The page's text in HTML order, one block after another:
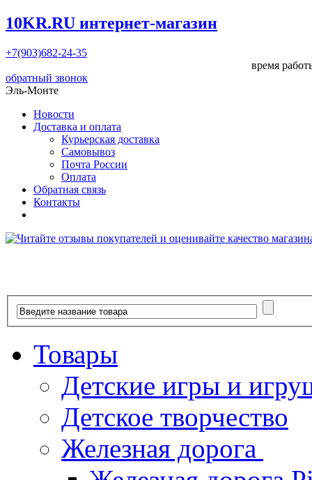
10KR.RU интернет-магазин
+7(903)682-24-35
время
обратный звонок
Эль-Монте
Новости
Доставка и оплата
Курьерская доставка
Самовывоз
Почта России
Оплата
Обратная связь
Контакты
Товары
Детские игры и
Детское творчество
Железная дорога